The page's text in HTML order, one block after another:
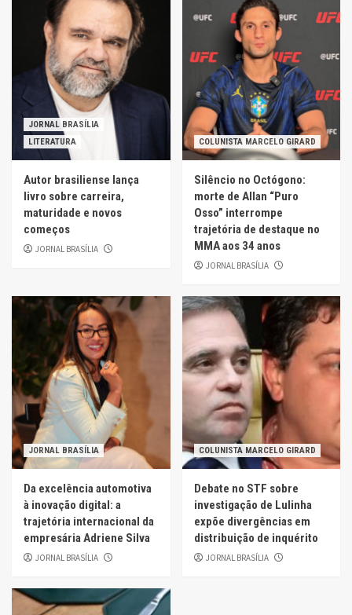
JORNAL BRASÍLIA
LITERATURA
Autor brasiliense lança
livro sobre carreira,
maturidade e novos
começos
JORNAL BRASÍLIA
COLUNISTA MARCELO GIRARD
Silêncio no Octógono:
morte de Allan “Puro
Osso” interrompe
trajetória de destaque no
MMA aos 34 anos
JORNAL BRASÍLIA
JORNAL BRASÍLIA
Da excelência automotiva
à inovação digital: a
trajetória internacional da
empresária Adriene Silva
JORNAL BRASÍLIA
COLUNISTA MARCELO GIRARD
Debate no STF sobre
investigação de Lulinha
expõe divergências em
distribuição de inquérito
JORNAL BRASÍLIA